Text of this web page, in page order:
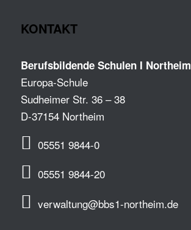
KONTAKT
Berufsbildende Schulen I Northeim
Europa-Schule
Sudheimer Str. 36 – 38
D-37154 Northeim
05551 9844-0
05551 9844-20
verwaltung@bbs1-northeim.de